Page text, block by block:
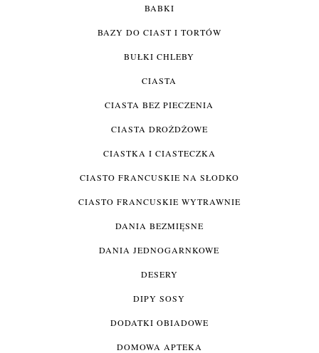
BABKI
BAZY DO CIAST I TORTÓW
BUŁKI CHLEBY
CIASTA
CIASTA BEZ PIECZENIA
CIASTA DROŻDŻOWE
CIASTKA I CIASTECZKA
CIASTO FRANCUSKIE NA SŁODKO
CIASTO FRANCUSKIE WYTRAWNIE
DANIA BEZMIĘSNE
DANIA JEDNOGARNKOWE
DESERY
DIPY SOSY
DODATKI OBIADOWE
DOMOWA APTEKA